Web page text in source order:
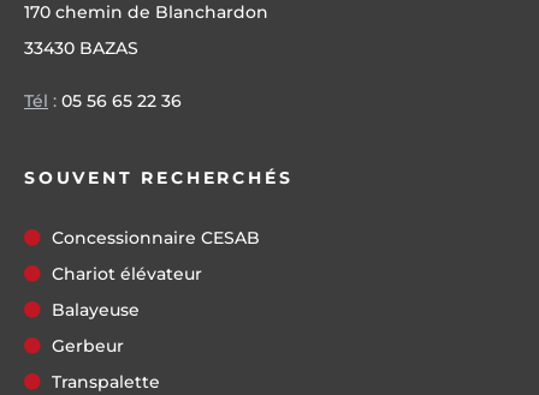
170 chemin de Blanchardon
33430 BAZAS
Tél : 05 56 65 22 36
SOUVENT RECHERCHÉS
Concessionnaire CESAB
Chariot élévateur
Balayeuse
Gerbeur
Transpalette